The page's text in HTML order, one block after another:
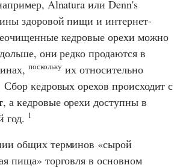
Alnatura или Denn's
здоровой пищи и интернет-
кедровые орехи можно
они редко продаются в
поскольку их относительно
Сбор кедровых орехов происходит с
, а кедровые орехи доступны в
год. 1
общих терминов «сырой
пища» торговля в основном